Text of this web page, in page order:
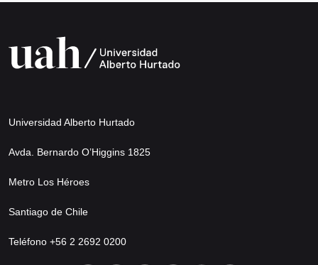
Universidad Alberto Hurtado
Avda. Bernardo O’Higgins 1825
Metro Los Héroes
Santiago de Chile
Teléfono +56 2 2692 0200